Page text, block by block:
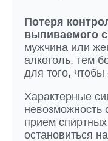
Потеря
выпиваемого
мужчина или
алкоголь, тем
для того, чтобы
Характерные
невозможность
прием спиртных
остановиться